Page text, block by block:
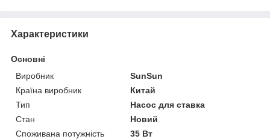
Характеристики
Основні
Виробник
SunSun
Країна виробник
Китай
Тип
Насос для ставка
Стан
Новий
Споживана потужність
35 Вт